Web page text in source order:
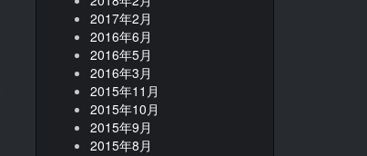
2017年2月
2016年6月
2016年5月
2016年3月
2015年11月
2015年10月
2015年9月
2015年8月